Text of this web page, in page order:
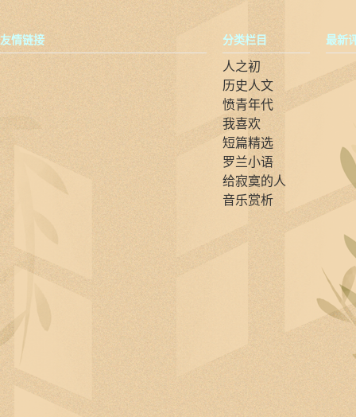
友情链接 分类栏目
人之初
历史人文
愤青年代
我喜欢
短篇精选
罗兰小语
给寂寞的人
音乐赏析
最新